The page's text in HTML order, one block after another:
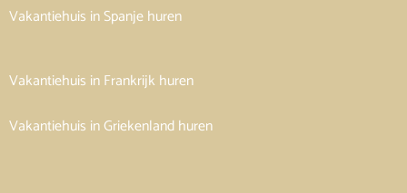
Vakantiehuis in Spanje huren
Vakantiehuis in Frankrijk huren
Vakantiehuis in Griekenland huren